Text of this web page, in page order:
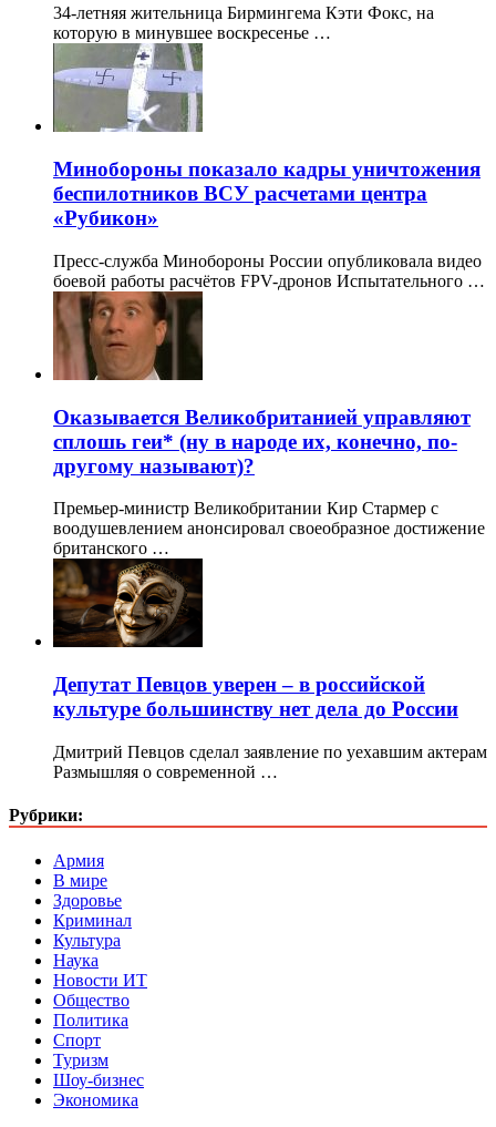
34-летняя жительница Бирмингема Кэти Фокс, на
которую в минувшее воскресенье …
Минобороны показало кадры уничтожения
беспилотников ВСУ расчетами центра
«Рубикон»
Пресс-служба Минобороны России опубликовала видео
боевой работы расчётов FPV-дронов Испытательного …
Оказывается Великобританией управляют
сплошь геи* (ну в народе их, конечно, по-
другому называют)?
Премьер-министр Великобритании Кир Стармер с
воодушевлением анонсировал своеобразное достижение
британского …
Депутат Певцов уверен – в российской
культуре большинству нет дела до России
Дмитрий Певцов сделал заявление по уехавшим актерам
Размышляя о современной …
Рубрики:
Армия
В мире
Здоровье
Криминал
Культура
Наука
Новости ИТ
Общество
Политика
Спорт
Туризм
Шоу-бизнес
Экономика